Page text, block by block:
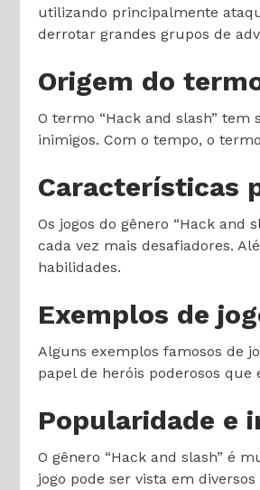
utilizando principalmente
derrotar grandes grupos de
Origem do
O termo “Hack and slash” tem
inimigos. Com o tempo, o
Características
Os jogos do gênero “Hack
cada vez mais desafiadores.
habilidades.
Exemplos de
Alguns exemplos famosos de
papel de heróis poderosos
Popularidade e
O gênero “Hack and slash” é
jogo pode ser vista em